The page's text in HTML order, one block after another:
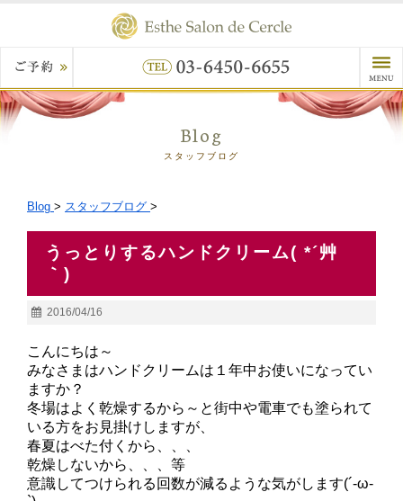
Blog
スタッフブログ
Blog > スタッフブログ >
うっとりするハンドクリーム( *´艸
｀)
2016/04/16
こんにちは～
みなさまはハンドクリームは１年中お使いになってい
ますか？
冬場はよく乾燥するから～と街中や電車でも塗られて
いる方をお見掛けしますが、
春夏はべた付くから、、、
乾燥しないから、、、等
意識してつけられる回数が減るような気がします(´-ω-